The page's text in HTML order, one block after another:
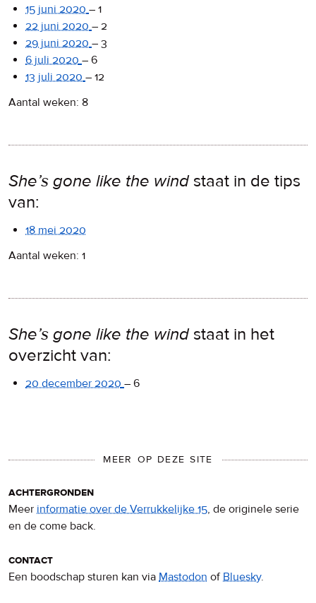
15 juni 2020 – 1
22 juni 2020 – 2
29 juni 2020 – 3
6 juli 2020 – 6
13 juli 2020 – 12
Aantal weken: 8
She’s gone like the windstaat in de tips
van:
18 mei 2020
Aantal weken: 1
She’s gone like the windstaat in het
overzicht van:
20 december 2020 – 6
MEER OP DEZE SITE
achtergronden
Meer informatie over de Verrukkelijke 15, de originele serie
en de come back.
contact
Een boodschap sturen kan via Mastodon ofBluesky.